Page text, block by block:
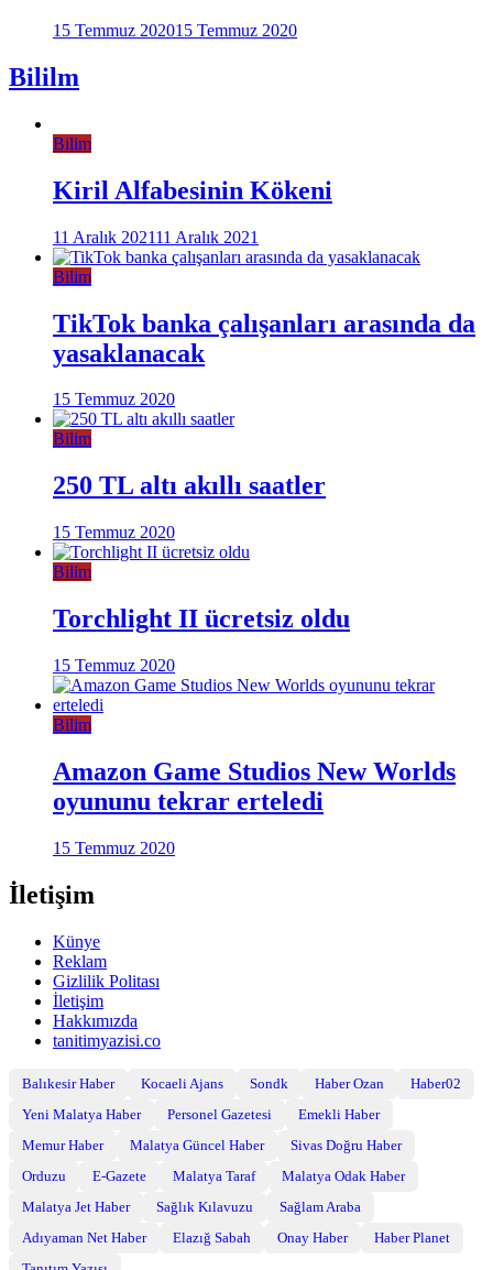
15 Temmuz 202015 Temmuz 2020
Bililm
Bilim
Kiril Alfabesinin Kökeni
11 Aralık 202111 Aralık 2021
Bilim
TikTok banka çalışanları arasında da
yasaklanacak
15 Temmuz 2020
Bilim
250 TL altı akıllı saatler
15 Temmuz 2020
Bilim
Torchlight II ücretsiz oldu
15 Temmuz 2020
Bilim
Amazon Game Studios New Worlds
oyununu tekrar erteledi
15 Temmuz 2020
İletişim
Künye
Reklam
Gizlilik Politası
İletişim
Hakkımızda
tanitimyazisi.co
Balıkesir Haber Kocaeli Ajans Sondk Haber Ozan
Haber02
Yeni Malatya Haber
Personel Gazetesi
Emekli Haber
Memur Haber
Malatya Güncel Haber
Sivas Doğru Haber
Orduzu
E-Gazete Malatya Taraf
Malatya Odak Haber
Malatya Jet Haber
Sağlık Kılavuzu
Sağlam Araba
Adıyaman Net Haber
Elazığ Sabah Onay Haber
Haber Planet